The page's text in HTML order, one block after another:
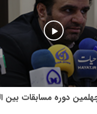
دوره مسابقات بین